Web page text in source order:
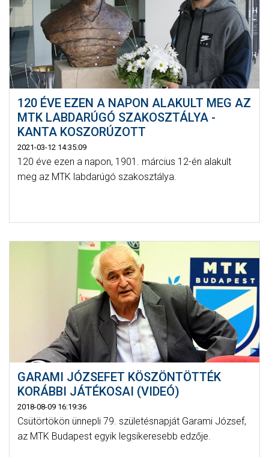
120 ÉVE EZEN A NAPON ALAKULT MEG AZ
MTK LABDARÚGÓ SZAKOSZTÁLYA -
KANTA KOSZORÚZOTT
2021-03-12 14:35:09
120 éve ezen a napon, 1901. március 12-én alakult
meg az MTK labdarúgó szakosztálya.
GARAMI JÓZSEFET KÖSZÖNTÖTTÉK
KORÁBBI JÁTÉKOSAI (VIDEÓ)
2018-08-09 16:19:36
Csütörtökön ünnepli 79. születésnapját Garami József,
az MTK Budapest egyik legsikeresebb edzője.